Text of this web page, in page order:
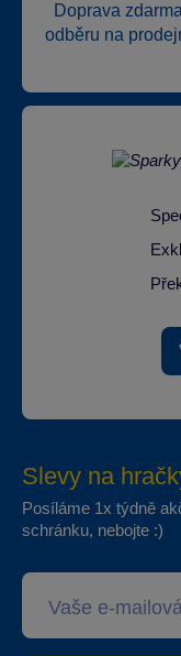
Doprava
odběru na
Slevy na
Posíláme 1x týdně
schránku, nebojte :)